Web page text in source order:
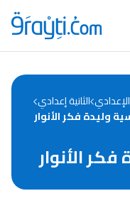
Catégories
d'actualités
الثانية إعدادي
وليدة فكر الأنوار
الأنوار